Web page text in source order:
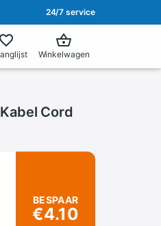
24/7 service
Winkelwagen
Cord
BESPAAR
€4.10